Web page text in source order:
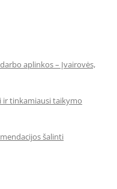
aplinkos – Įvairovės,
ir tinkamiausi taikymo
šalinti